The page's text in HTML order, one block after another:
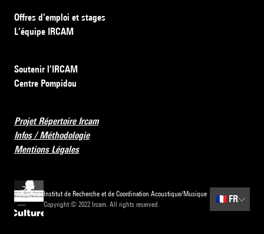
Offres d’emploi et stages
L’équipe IRCAM
Soutenir l’IRCAM
Centre Pompidou
Projet Répertoire Ircam
Infos / Méthodologie
Mentions Légales
Institut de Recherche et de Coordination Acoustique/Musique
Copyright © 2022 Ircam. All rights reserved.
🇫🇷 FR